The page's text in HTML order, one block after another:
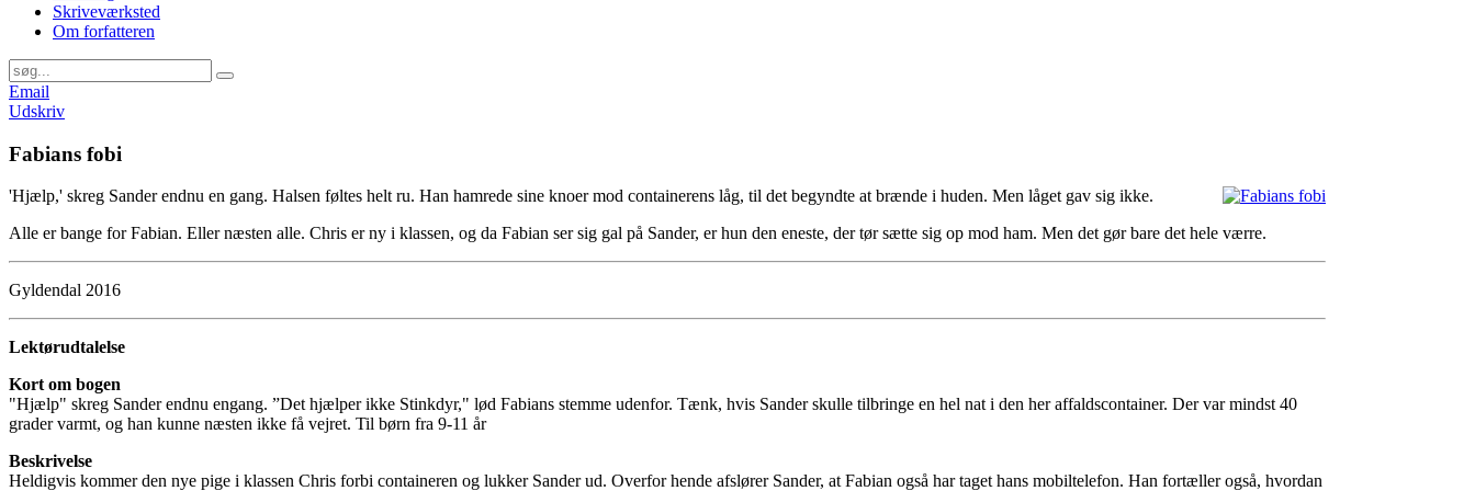
Skriveværksted
Om forfatteren
Email
Udskriv
Fabians fobi
'Hjælp,' skreg Sander endnu en gang. Halsen føltes helt ru. Han hamrede sine knoer mod containerens låg, til det begyndte at brænde i huden. Men låget gav sig ikke.
Alle er bange for Fabian. Eller næsten alle. Chris er ny i klassen, og da Fabian ser sig gal på Sander, er hun den eneste, der tør sætte sig op mod ham. Men det gør bare det hele værre.
Gyldendal 2016
Lektørudtalelse
Kort om bogen
"Hjælp" skreg Sander endnu engang. ”Det hjælper ikke Stinkdyr," lød Fabians stemme udenfor. Tænk, hvis Sander skulle tilbringe en hel nat i den her affaldscontainer. Der var mindst 40
grader varmt, og han kunne næsten ikke få vejret. Til børn fra 9-11 år
Beskrivelse
Heldigvis kommer den nye pige i klassen Chris forbi containeren og lukker Sander ud. Overfor hende afslører Sander, at Fabian også har taget hans mobiltelefon. Han fortæller også, hvordan